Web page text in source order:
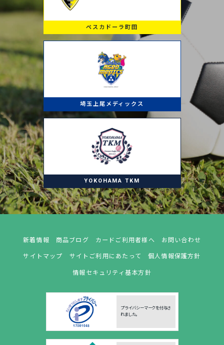
ペスカドーラ町田
埼玉上尾メディックス
YOKOHAMA TKM
新着情報 商品ブログ カードご利用者様へ
お問い合わせ
サイトマップ
サイトご利用にあたって
個人情報保護方針
情報セキュリティ基本方針
プライバシーマークを付与さ
れました。